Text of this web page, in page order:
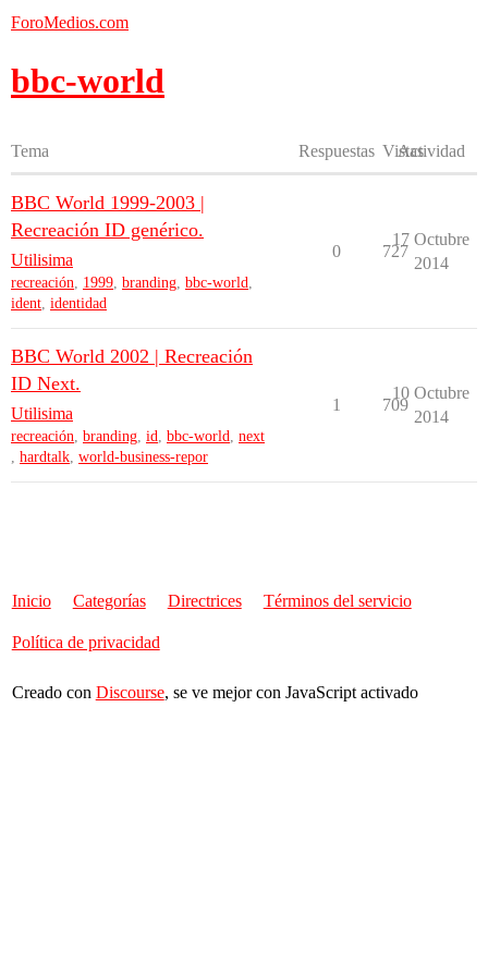
ForoMedios.com
bbc-world
Tema Respuestas Vistas
Actividad
BBC World 1999-2003 |
Recreación ID genérico.
Utilisima
recreación, 1999, branding, bbc-world,
ident, identidad
0 727
17 Octubre
2014
BBC World 2002 | Recreación
ID Next.
Utilisima
recreación, branding, id, bbc-world, next
, hardtalk, world-business-repor
1 709
10 Octubre
2014
Inicio Categorías Directrices Términos del servicio
Política de privacidad
Creado con Discourse, se ve mejor con JavaScript activado